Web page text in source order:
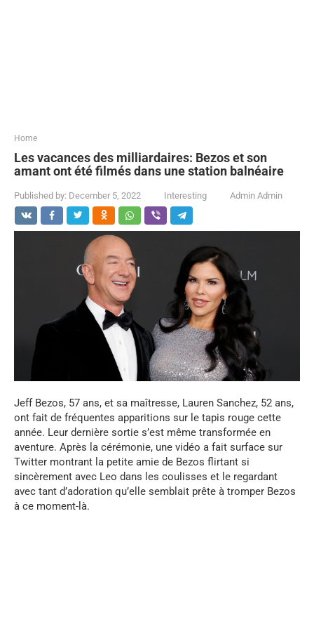
Home
Les vacances des milliardaires: Bezos et son
amant ont été filmés dans une station balnéaire
Published by: December 5, 2022 Interesting Admin Admin
Jeff Bezos, 57 ans, et sa maîtresse, Lauren Sanchez, 52 ans,
ont fait de fréquentes apparitions sur le tapis rouge cette
année. Leur dernière sortie s’est même transformée en
aventure. Après la cérémonie, une vidéo a fait surface sur
Twitter montrant la petite amie de Bezos flirtant si
sincèrement avec Leo dans les coulisses et le regardant
avec tant d’adoration qu’elle semblait prête à tromper Bezos
à ce moment-là.